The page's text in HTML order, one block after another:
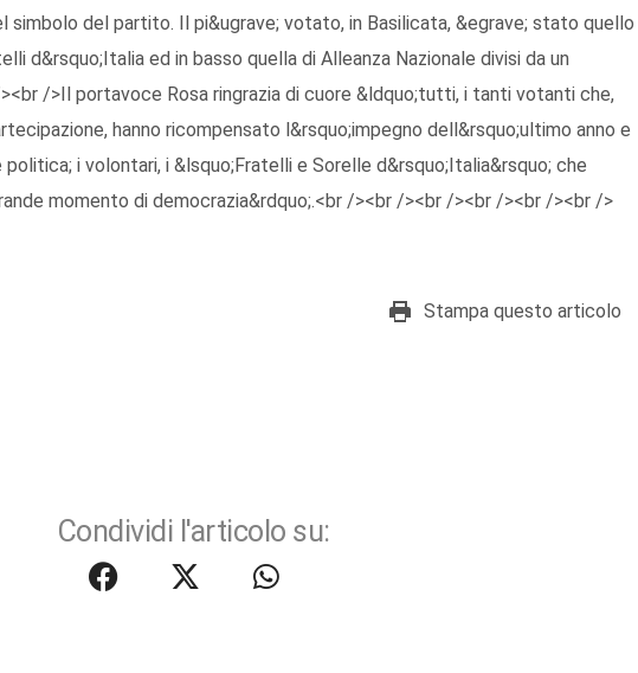
simbolo del partito. Il pi&ugrave; votato, in Basilicata, &egrave; stato quello
d&rsquo;Italia ed in basso quella di Alleanza Nazionale divisi da un
/>Il portavoce Rosa ringrazia di cuore &ldquo;tutti, i tanti votanti che,
hanno ricompensato l&rsquo;impegno dell&rsquo;ultimo anno e
i volontari, i &lsquo;Fratelli e Sorelle d&rsquo;Italia&rsquo; che
momento di democrazia&rdquo;.<br /><br /><br /><br /><br /><br />
Stampa questo articolo
Condividi l'articolo su: